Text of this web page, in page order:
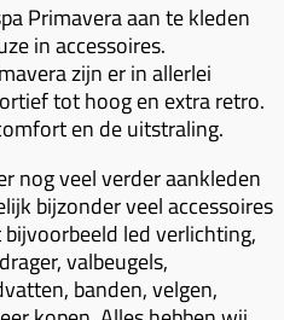
Primavera aan te kleden
in accessoires.
zijn er in allerlei
tot hoog en extra retro.
en de uitstraling.
nog veel verder aankleden
bijzonder veel accessoires
led verlichting,
valbeugels,
banden, velgen,